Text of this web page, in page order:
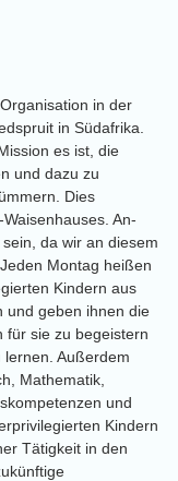
in der
in Südafrika.
es ist, die
und dazu zu
Dies
An-
da wir an diesem
Montag heißen
Kindern aus
und geben ihnen die
für sie zu begeistern
Außerdem
Mathematik,
und
Kindern
Tätigkeit in den